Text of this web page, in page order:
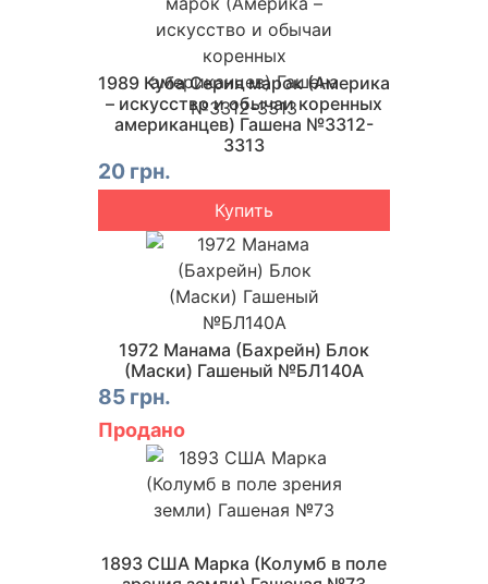
1989 Куба Серия марок (Америка
– искусство и обычаи коренных
американцев) Гашена №3312-
3313
20 грн.
Купить
1972 Манама (Бахрейн) Блок
(Маски) Гашеный №БЛ140A
85 грн.
Продано
1893 США Марка (Колумб в поле